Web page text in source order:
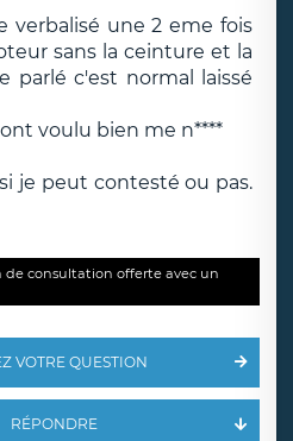
verbalisé une 2 eme fois
sans la ceinture et la
parlé c'est normal laissé
voulu bien me n****
je peut contesté ou pas.
de consultation offerte avec un
VOTRE QUESTION
RÉPONDRE